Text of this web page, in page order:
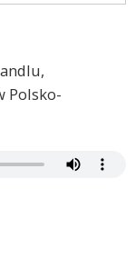
Polsko-